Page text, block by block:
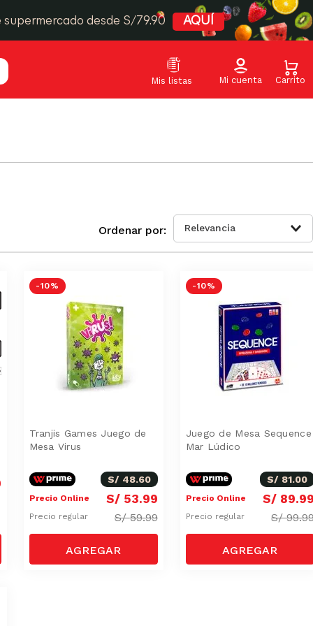
desde S/79.90 AQUÍ
Relevancia
-10 %
Tranjis Games Juego de
Mesa Virus
S/ 48.60
Precio Online S/ 53.99
Precio regular S/59.99
-10 %
Juego de Mesa Sequence
Mar Lúdico
S/ 81.00
Precio Online S/ 89.
Precio regular S/